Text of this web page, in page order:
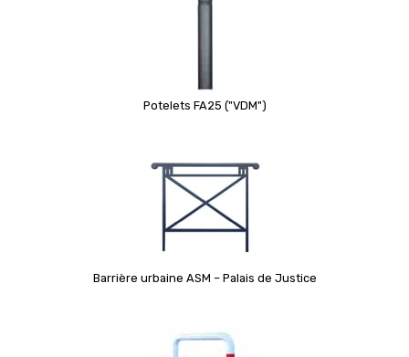
Potelets FA25 ("VDM")
Barrière urbaine ASM – Palais de Justice